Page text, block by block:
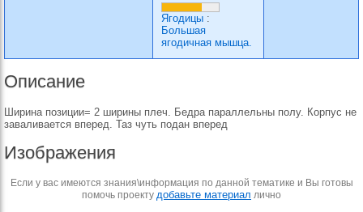
Ягодицы :
Большая
ягодичная мышца.
Описание
Ширина позиции= 2 ширины плеч. Бедра параллельны полу. Корпус не
заваливается вперед. Таз чуть подан вперед
Изображения
Если у вас имеются знания\информация по данной тематике и Вы готовы
помочь проекту добавьте материал лично